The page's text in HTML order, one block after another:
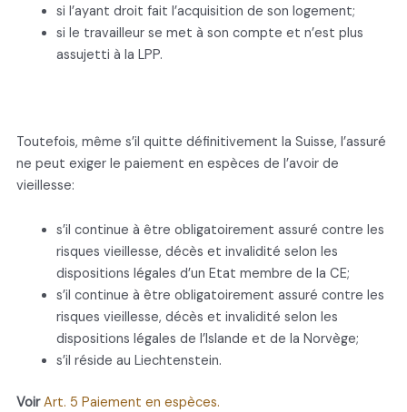
si l’ayant droit fait l’acquisition de son logement;
si le travailleur se met à son compte et n’est plus
assujetti à la LPP.
Toutefois, même s’il quitte définitivement la Suisse, l’assuré
ne peut exiger le paiement en espèces de l’avoir de
vieillesse:
s’il continue à être obligatoirement assuré contre les
risques vieillesse, décès et invalidité selon les
dispositions légales d’un Etat membre de la CE;
s’il continue à être obligatoirement assuré contre les
risques vieillesse, décès et invalidité selon les
dispositions légales de l’Islande et de la Norvège;
s’il réside au Liechtenstein.
Voir Art. 5 Paiement en espèces.